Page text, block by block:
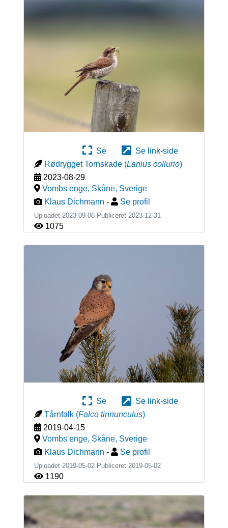
Se
Se link-side
Rødrygget Tornskade (Lanius collurio)
2023-08-29
Vombs enge, Skåne, Sverige
Klaus Dichmann - Se profil
Uploadet 2023-09-06 Publiceret 2023-12-31
1075
Se
Se link-side
Tårnfalk (Falco tinnunculus)
2019-04-15
Vombs enge, Skåne, Sverige
Klaus Dichmann - Se profil
Uploadet 2019-05-02 Publiceret 2019-05-02
1190